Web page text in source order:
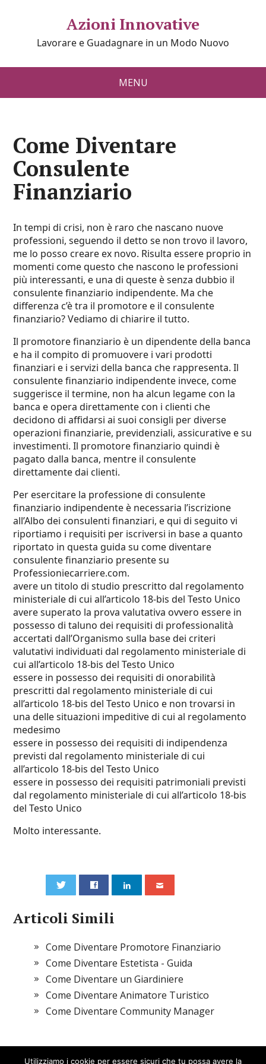
Azioni Innovative
Lavorare e Guadagnare in un Modo Nuovo
MENU
Come Diventare
Consulente
Finanziario
In tempi di crisi, non è raro che nascano nuove
professioni, seguendo il detto se non trovo il lavoro,
me lo posso creare ex novo. Risulta essere proprio in
momenti come questo che nascono le professioni
più interessanti, e una di queste è senza dubbio il
consulente finanziario indipendente. Ma che
differenza c’è tra il promotore e il consulente
finanziario? Vediamo di chiarire il tutto.
Il promotore finanziario è un dipendente della banca
e ha il compito di promuovere i vari prodotti
finanziari e i servizi della banca che rappresenta. Il
consulente finanziario indipendente invece, come
suggerisce il termine, non ha alcun legame con la
banca e opera direttamente con i clienti che
decidono di affidarsi ai suoi consigli per diverse
operazioni finanziarie, previdenziali, assicurative e su
investimenti. Il promotore finanziario quindi è
pagato dalla banca, mentre il consulente
direttamente dai clienti.
Per esercitare la professione di consulente
finanziario indipendente è necessaria l’iscrizione
all’Albo dei consulenti finanziari, e qui di seguito vi
riportiamo i requisiti per iscriversi in base a quanto
riportato in questa guida su come diventare
consulente finanziario presente su
Professioniecarriere.com.
avere un titolo di studio prescritto dal regolamento
ministeriale di cui all’articolo 18-bis del Testo Unico
avere superato la prova valutativa ovvero essere in
possesso di taluno dei requisiti di professionalità
accertati dall’Organismo sulla base dei criteri
valutativi individuati dal regolamento ministeriale di
cui all’articolo 18-bis del Testo Unico
essere in possesso dei requisiti di onorabilità
prescritti dal regolamento ministeriale di cui
all’articolo 18-bis del Testo Unico e non trovarsi in
una delle situazioni impeditive di cui al regolamento
medesimo
essere in possesso dei requisiti di indipendenza
previsti dal regolamento ministeriale di cui
all’articolo 18-bis del Testo Unico
essere in possesso dei requisiti patrimoniali previsti
dal regolamento ministeriale di cui all’articolo 18-bis
del Testo Unico
Molto interessante.
Articoli Simili
Come Diventare Promotore Finanziario
Come Diventare Estetista - Guida
Come Diventare un Giardiniere
Come Diventare Animatore Turistico
Come Diventare Community Manager
Utilizziamo i cookie per essere sicuri che tu possa avere la